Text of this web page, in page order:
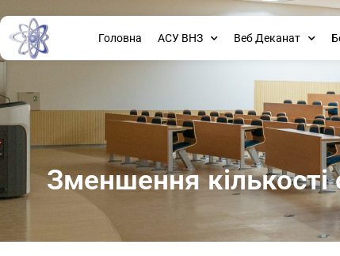
Головна АСУ ВНЗ Веб Деканат
Зменшення кількості